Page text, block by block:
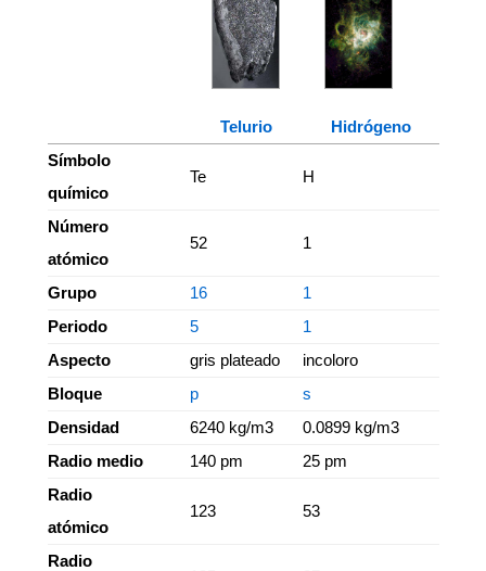
Telurio
Hidrógeno
Símbolo
químico
Te H
Número
atómico
52 1
Grupo 16
1
Periodo
5
1
Aspecto
gris plateado
incoloro
Bloque
p
s
Densidad
6240 kg/m3
0.0899 kg/m3
Radio medio
140 pm
25 pm
Radio
atómico
123 53
Radio